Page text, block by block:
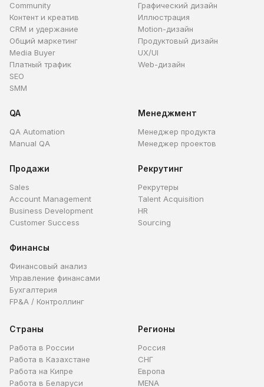
Community
Контент и креатив
CRM и удержание
Общий маркетинг
Media Buyer
Платный трафик
SEO
SMM
Графический дизайн
Иллюстрация
Motion-дизайн
Продуктовый дизайн
UX/UI
Web-дизайн
QA
QA Automation
Manual QA
Менеджмент
Менеджер продукта
Менеджер проектов
Продажи
Sales
Account Management
Business Development
Customer Success
Рекрутинг
Рекрутеры
Talent Acquisition
HR
Sourcing
Финансы
Финансовый анализ
Управление финансами
Бухгалтерия
FP&A / Контроллинг
Страны
Работа в России
Работа в Казахстане
Работа на Кипре
Работа в Беларуси
Регионы
Россия
СНГ
Европа
MENA